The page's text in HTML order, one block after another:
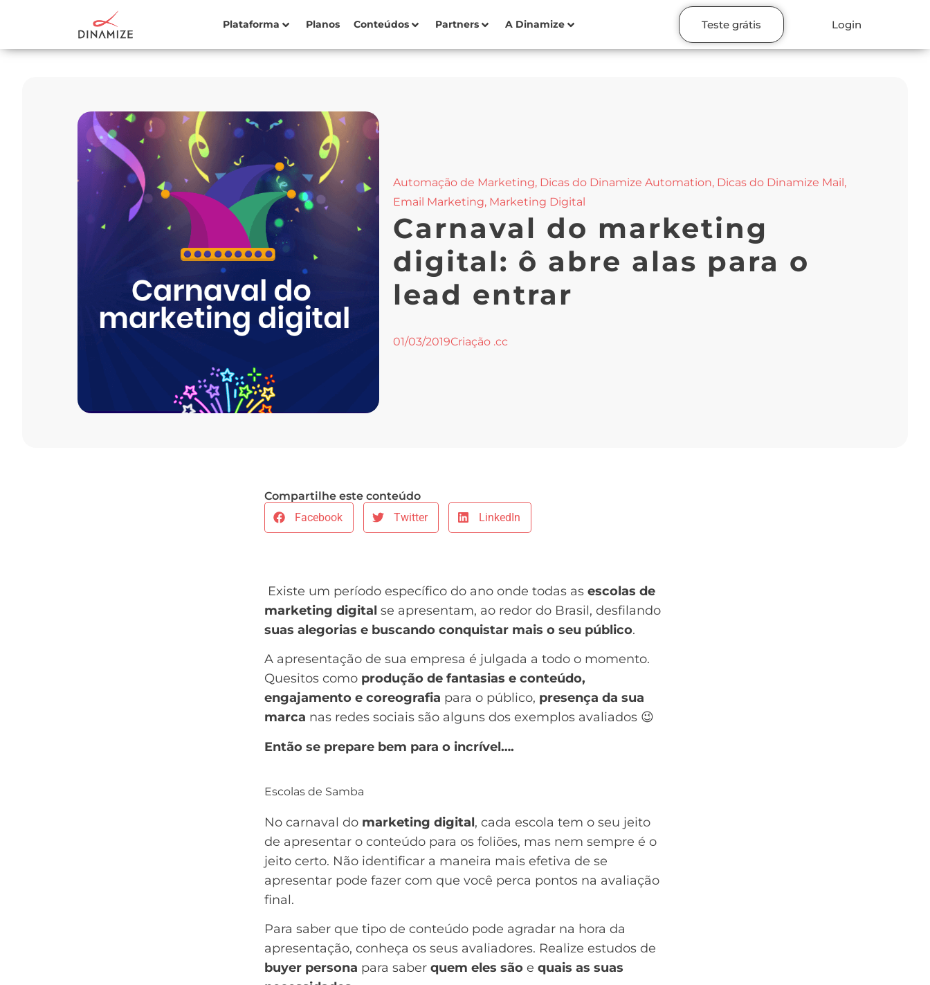
Plataforma Planos Conteúdos Partners A Dinamize Teste grátis Login
Automação de Marketing, Dicas do Dinamize Automation, Dicas do Dinamize Mail,
Email Marketing, Marketing Digital
Carnaval do marketing
digital: ô abre alas para o
lead entrar
01/03/2019Criação .cc
Compartilhe este conteúdo
Facebook
Twitter LinkedIn
Existe um período específico do ano onde todas as escolas de
marketing digital se apresentam, ao redor do Brasil, desfilando
suas alegorias e buscando conquistar mais o seu público.
A apresentação de sua empresa é julgada a todo o momento.
Quesitos como produção de fantasias e conteúdo,
engajamento e coreografia para o público, presença da sua
marca nas redes sociais são alguns dos exemplos avaliados 😉
Então se prepare bem para o incrível….
Escolas de Samba
No carnaval do marketing digital, cada escola tem o seu jeito
de apresentar o conteúdo para os foliões, mas nem sempre é o
jeito certo. Não identificar a maneira mais efetiva de se
apresentar pode fazer com que você perca pontos na avaliação
final.
Para saber que tipo de conteúdo pode agradar na hora da
apresentação, conheça os seus avaliadores. Realize estudos de
buyer persona para saber quem eles são e quais as suas